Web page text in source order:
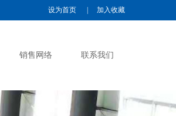
设为首页 加入收藏
销售网络 联系我们